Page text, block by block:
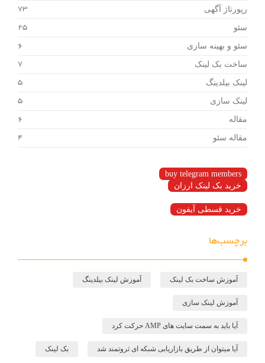
رپورتاژ آگهی 73
سئو 25
سئو و بهینه سازی 6
ساخت بک لینک 7
لینک بیلدینگ 5
لینک سازی 5
مقاله 6
مقاله سئو 4
buy telegram members
خرید بک لینک ارزان
خرید قسطی آیفون
برچسب‌ها
آموزش ساخت بک لینک آموزش لینک بیلدینگ
آموزش لینک سازی
آیا باید به سمت سایت های AMP حرکت کرد
آیا میتوان از طریق بازاریابی شبکه ای ثروتمند شد بک لینک